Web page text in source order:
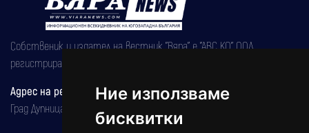
Ние използваме
бисквитки
Собственик и издател на вестник "Вяра" е "АВС КО" ООД,
регистрирана на 08.05.2002 година.
Адрес на редакцията
Град Дупница, ул.''Христо Ботев" 43